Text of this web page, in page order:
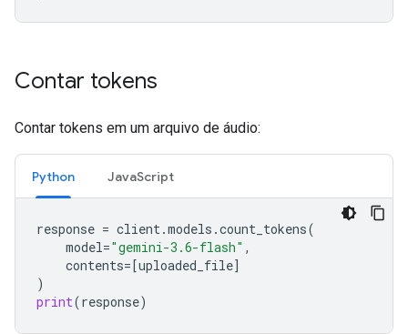
Contar tokens
Contar tokens em um arquivo de áudio:
Python JavaScript
response = client .models .count_tokens(
model="gemini-3.6-flash" ,
contents=[uploaded_file]
)
print(response)